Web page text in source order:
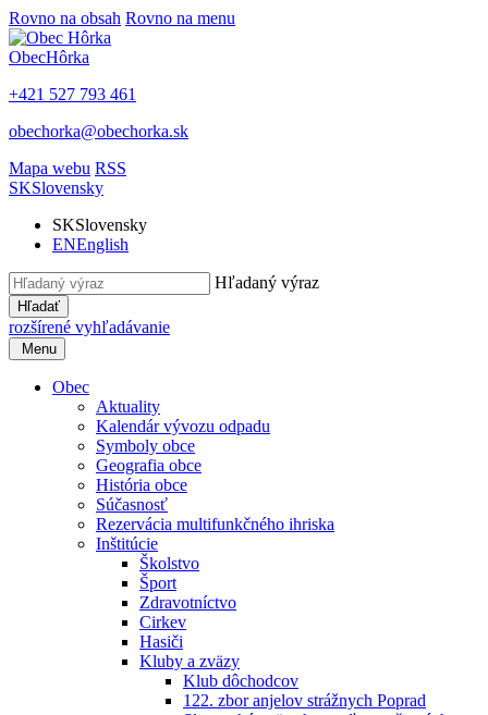
Rovno na obsah Rovno na menu
ObecHôrka
+421 527 793 461
obechorka@obechorka.sk
Mapa webu RSS
SKSlovensky
SKSlovensky
ENEnglish
Hľadaný výraz
Hľadať
rozšírené vyhľadávanie
Menu
Obec
Aktuality
Kalendár vývozu odpadu
Symboly obce
Geografia obce
História obce
Súčasnosť
Rezervácia multifunkčného ihriska
Inštitúcie
Školstvo
Šport
Zdravotníctvo
Cirkev
Hasiči
Kluby a zväzy
Klub dôchodcov
122. zbor anjelov strážnych Poprad